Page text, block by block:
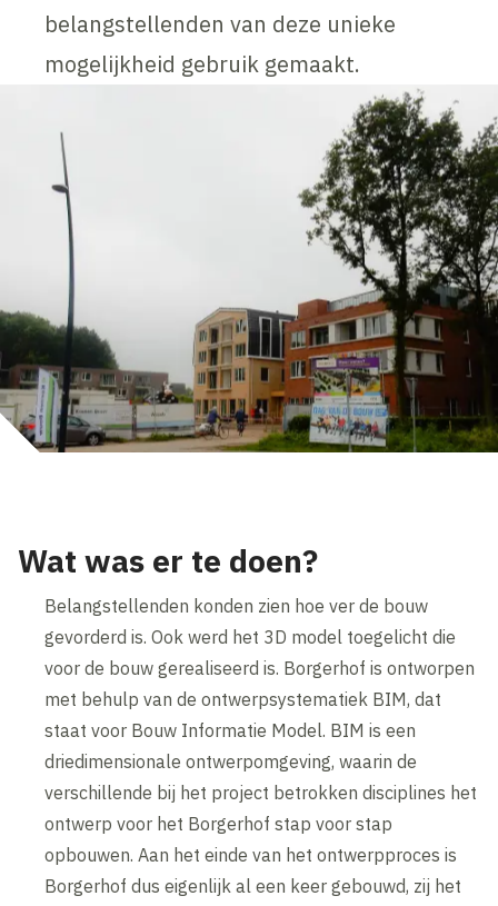
belangstellenden van deze unieke
mogelijkheid gebruik gemaakt.
Wat was er te doen?
Belangstellenden konden zien hoe ver de bouw
gevorderd is. Ook werd het 3D model toegelicht die
voor de bouw gerealiseerd is. Borgerhof is ontworpen
met behulp van de ontwerpsystematiek BIM, dat
staat voor Bouw Informatie Model. BIM is een
driedimensionale ontwerpomgeving, waarin de
verschillende bij het project betrokken disciplines het
ontwerp voor het Borgerhof stap voor stap
opbouwen. Aan het einde van het ontwerpproces is
Borgerhof dus eigenlijk al een keer gebouwd, zij het